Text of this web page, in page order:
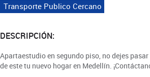
Transporte Publico Cercano
DESCRIPCIÓN:
Apartaestudio en segundo piso, no dejes
de este tu nuevo hogar en Medellín.